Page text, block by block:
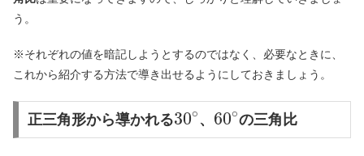
う。
※それぞれの値を暗記しようとするのではなく、必要なときに、
これから紹介する方法で導き出せるようにしておきましょう。
正三角形から導かれる30∘ 、 60∘の三角比